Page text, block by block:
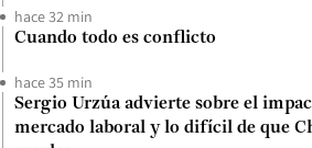
hace 32 min
Cuando todo es conflicto
hace 35 min
Sergio Urzúa advierte sobre el
mercado laboral y lo difícil de que